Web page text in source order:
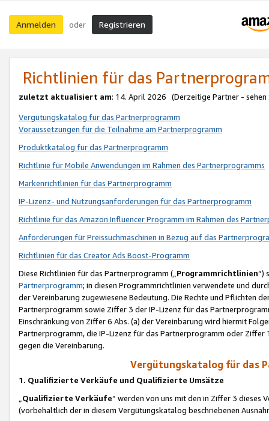
Anmelden oder Registrieren
Richtlinien für das
zuletzt aktualisiert am: 14. April 2026 (Derzeitige Partner - sehen
Vergütungskatalog für das Partnerprogramm
Voraussetzungen für die Teilnahme am Partnerprogramm
Produktkatalog für das Partnerprogramm
Richtlinie für Mobile Anwendungen im Rahmen des Partnerprogramms
Markenrichtlinien für das Partnerprogramm
IP-Lizenz- und Nutzungsanforderungen für das Partnerprogramm
Richtlinie für das Amazon Influencer Programm im Rahmen des
Anforderungen für Preissuchmaschinen in Bezug auf das
Richtlinien für das Creator Ads Boost-Programm
Diese Richtlinien für das Partnerprogramm („Programmrichtlinien“)
Partnerprogramm; in diesen Programmrichtlinien verwendete und
der Vereinbarung zugewiesene Bedeutung. Die Rechte und Pflichten
Partnerprogramm sowie Ziffer 3 der IP-Lizenz für das
Einschränkung von Ziffer 6 Abs. (a) der Vereinbarung wird hiermit
Partnerprogramm, die IP-Lizenz für das Partnerprogramm oder
gegen die Vereinbarung.
Vergütungskatalog für das
1. Qualifizierte Verkäufe und Qualifizierte Umsätze
Qualifizierte Verkäufe“ werden von uns mit den in Ziffer 3
(vorbehaltlich der in diesem Vergütungskatalog beschriebenen